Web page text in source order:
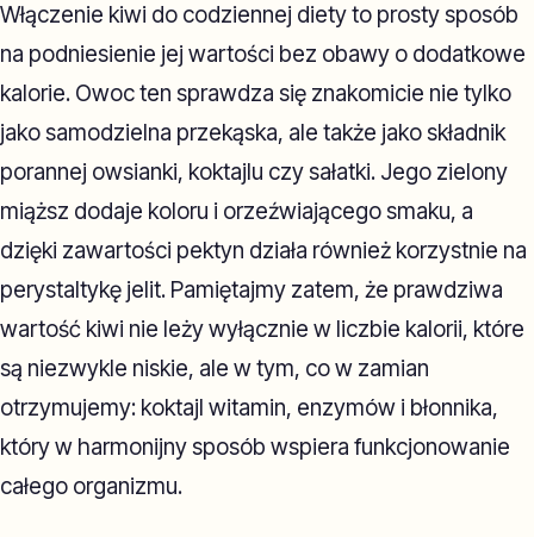
Włączenie kiwi do codziennej diety to prosty sposób
na podniesienie jej wartości bez obawy o dodatkowe
kalorie. Owoc ten sprawdza się znakomicie nie tylko
jako samodzielna przekąska, ale także jako składnik
porannej owsianki, koktajlu czy sałatki. Jego zielony
miąższ dodaje koloru i orzeźwiającego smaku, a
dzięki zawartości pektyn działa również korzystnie na
perystaltykę jelit. Pamiętajmy zatem, że prawdziwa
wartość kiwi nie leży wyłącznie w liczbie kalorii, które
są niezwykle niskie, ale w tym, co w zamian
otrzymujemy: koktajl witamin, enzymów i błonnika,
który w harmonijny sposób wspiera funkcjonowanie
całego organizmu.